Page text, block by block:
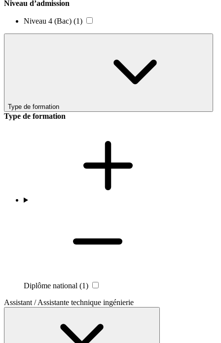
Niveau d’admission
Niveau 4 (Bac) (1)
Type de formation
Type de formation
Diplôme national (1)
Assistant / Assistante technique ingénierie